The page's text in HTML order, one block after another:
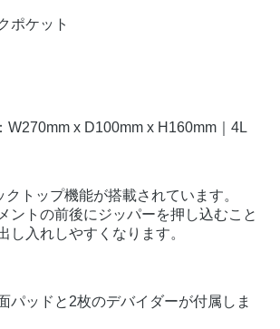
ポケット
W270mm x D100mm x H160mm｜4L
トップ機能が搭載されています。
ントの前後にジッパーを押し込むこと
し入れしやすくなります。
パッドと2枚のデバイダーが付属しま